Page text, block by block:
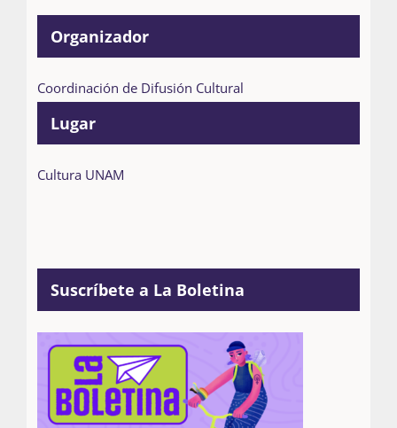
Lugar
Cultura UNAM
Organizador
Coordinación de Difusión Cultural
Suscríbete a La Boletina